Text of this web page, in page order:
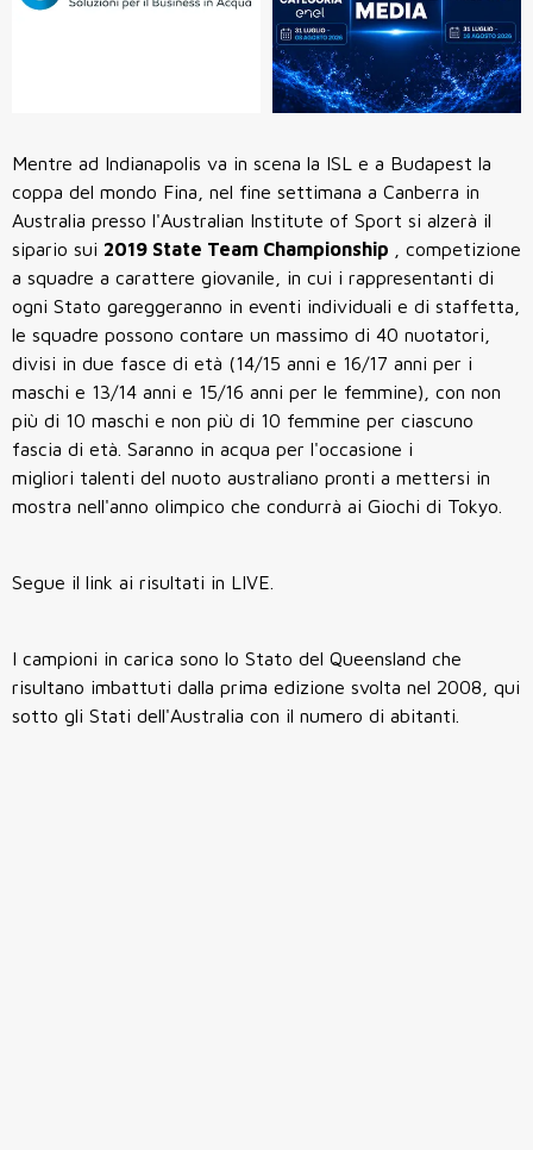
Mentre ad Indianapolis va in scena la ISL e a Budapest la
coppa del mondo Fina, nel fine settimana a Canberra in
Australia presso l'Australian Institute of Sport si alzerà il
sipario sui 2019 State Team Championship
, competizione
a squadre a carattere giovanile, in cui i rappresentanti di
ogni Stato gareggeranno in eventi individuali e di staffetta,
le squadre possono contare un massimo di 40 nuotatori,
divisi in due fasce di età (14/15 anni e 16/17 anni per i
maschi e 13/14 anni e 15/16 anni per le femmine), con non
più di 10 maschi e non più di 10 femmine per ciascuno
fascia di età. Saranno in acqua per l'occasione i
migliori talenti del nuoto australiano pronti a mettersi in
mostra nell'anno olimpico che condurrà ai Giochi di Tokyo.
Segue il link ai risultati in LIVE.
I campioni in carica sono lo Stato del Queensland che
risultano imbattuti dalla prima edizione svolta nel 2008, qui
sotto gli Stati dell'Australia con il numero di abitanti.